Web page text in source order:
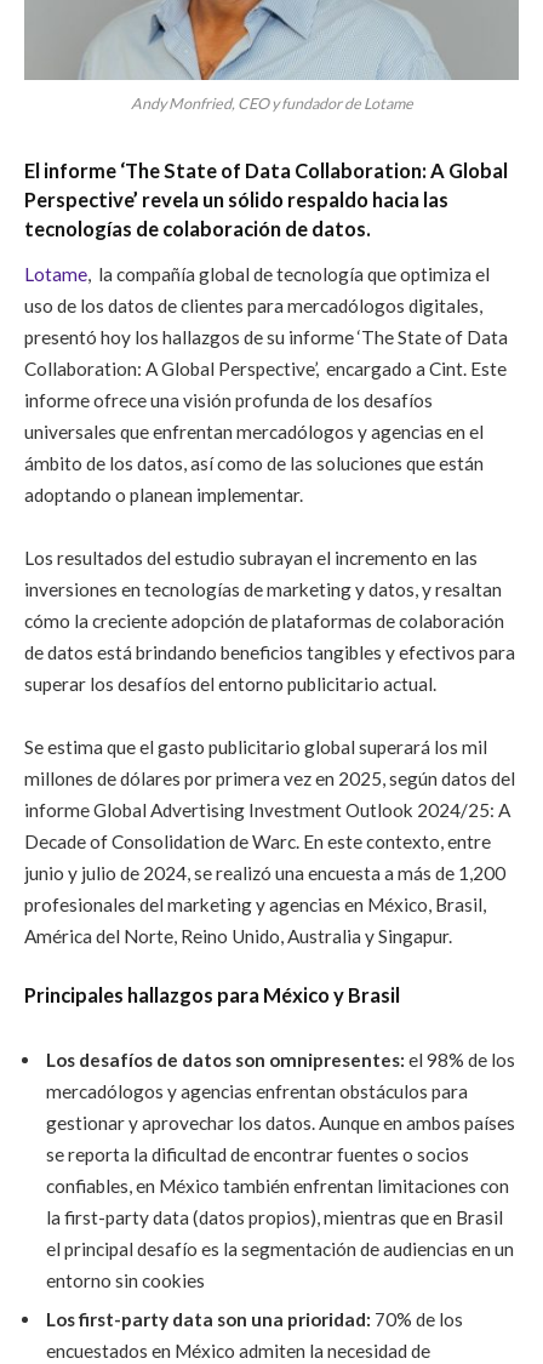
Andy Monfried, CEO y fundador de Lotame
El informe ‘The State of Data Collaboration: A Global
Perspective’ revela un sólido respaldo hacia las
tecnologías de colaboración de datos.
Lotame, la compañía global de tecnología que optimiza el
uso de los datos de clientes para mercadólogos digitales,
presentó hoy los hallazgos de su informe ‘The State of Data
Collaboration: A Global Perspective’, encargado a Cint. Este
informe ofrece una visión profunda de los desafíos
universales que enfrentan mercadólogos y agencias en el
ámbito de los datos, así como de las soluciones que están
adoptando o planean implementar.
Los resultados del estudio subrayan el incremento en las
inversiones en tecnologías de marketing y datos, y resaltan
cómo la creciente adopción de plataformas de colaboración
de datos está brindando beneficios tangibles y efectivos para
superar los desafíos del entorno publicitario actual.
Se estima que el gasto publicitario global superará los mil
millones de dólares por primera vez en 2025, según datos del
informe Global Advertising Investment Outlook 2024/25: A
Decade of Consolidation de Warc. En este contexto, entre
junio y julio de 2024, se realizó una encuesta a más de 1,200
profesionales del marketing y agencias en México, Brasil,
América del Norte, Reino Unido, Australia y Singapur.
Principales hallazgos para México y Brasil
Los desafíos de datos son omnipresentes: el 98% de los
mercadólogos y agencias enfrentan obstáculos para
gestionar y aprovechar los datos. Aunque en ambos países
se reporta la dificultad de encontrar fuentes o socios
confiables, en México también enfrentan limitaciones con
la first-party data (datos propios), mientras que en Brasil
el principal desafío es la segmentación de audiencias en un
entorno sin cookies
Los first-party data son una prioridad: 70% de los
encuestados en México admiten la necesidad de